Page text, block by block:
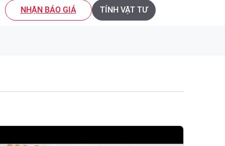
NHẬN BÁO GIÁ TÍNH VẬT TƯ